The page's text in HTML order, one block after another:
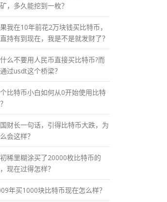
，多久能挖到一枚？
我在10年前花2万块钱买比特币，
持有到现在，我是不是就发财了？
么不要用人民币直接买比特币?而
过usdt这个桥梁？
比特币小白如何从0开始使用比特
财长一句话，引得比特币大跌，为
会这样？
稀里糊涂买了20000枚比特币的
现在过得怎样？
年买1000块比特币现在怎么样？